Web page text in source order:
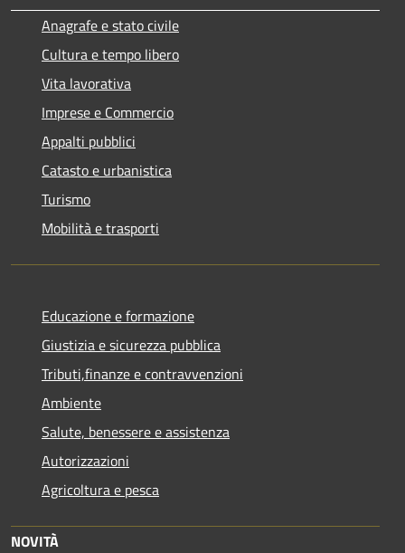
Anagrafe e stato civile
Cultura e tempo libero
Vita lavorativa
Imprese e Commercio
Appalti pubblici
Catasto e urbanistica
Turismo
Mobilità e trasporti
Educazione e formazione
Giustizia e sicurezza pubblica
Tributi,finanze e contravvenzioni
Ambiente
Salute, benessere e assistenza
Autorizzazioni
Agricoltura e pesca
NOVITÀ